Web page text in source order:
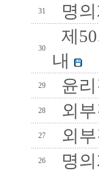
31 명
30
제
내
29 윤
28 외
27 외
26 명